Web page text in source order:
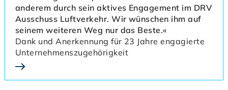
anderem durch sein aktives Engagement im DRV
Ausschuss Luftverkehr. Wir wünschen ihm auf
seinem weiteren Weg nur das Beste.«
Dank und Anerkennung für 23 Jahre engagierte
Unternehmenszugehörigkeit